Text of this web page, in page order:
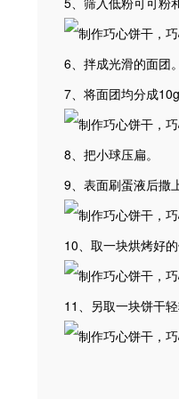
6、拌成光滑的面团。
7、将面团均分成
8、把小球压扁。
9、表面刷蛋液后撒
10、取一块烘烤好
11、另取一块饼干